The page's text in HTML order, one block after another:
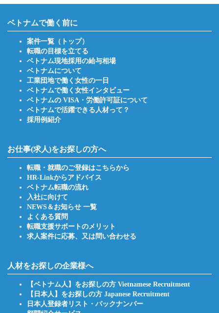
ベトナムで働く前に
案件一覧（トップ）
転職の目標を立てる
ベトナム現地採用の給与相場
ベトナムについて
工業団地で働く女性の一日
ベトナムで働く女性インタビュー
ベトナムの VISA・労働許可証について
ベトナムで活躍できる人材って？
採用例紹介
お仕事(求人)をお探しの方へ
転職・就職のご登録はこちらから
HR-Linkからアドバイス
ベトナム転職の流れ
入社に向けて
NEWS＆お知らせ 一覧
よくある質問
転職支援サポートのメリット
求人案件に応募、又は問い合わせる
人材をお探しの企業様へ
【ベトナム人】をお探しの方 Vietnamese Recruitment
【日本人】をお探しの方 Japanese Recruitment
日本人登録者リスト・バックナンバー